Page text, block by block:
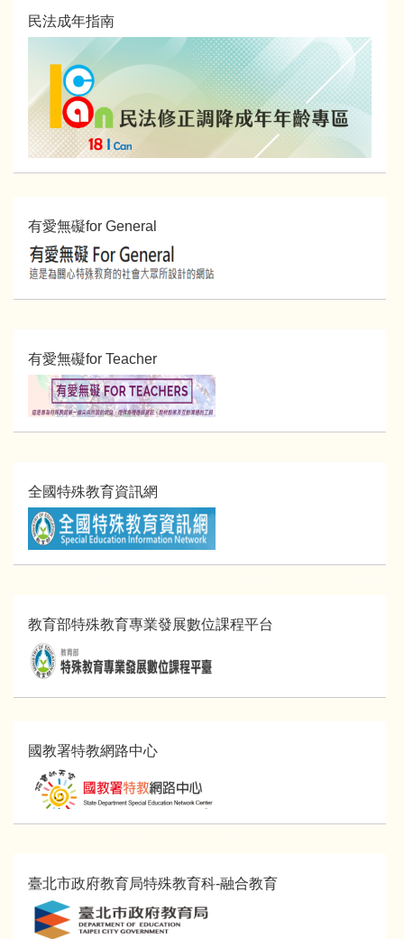
民法成年指南
有愛無礙for General
有愛無礙for Teacher
全國特殊教育資訊網
教育部特殊教育專業發展數位課程平台
國教署特教網路中心
臺北市政府教育局特殊教育科-融合教育